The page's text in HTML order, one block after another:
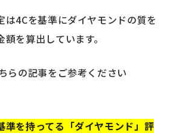
は4Cを基準にダイヤモンドの質を
を算出しています。
らの記事をご参考ください
準を持ってる「ダイヤモンド」評